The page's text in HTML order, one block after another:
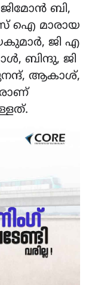
ബി,
ഐ മാരായ
ജി എ
ബിന്ദു, ജി
ആകാശ്,